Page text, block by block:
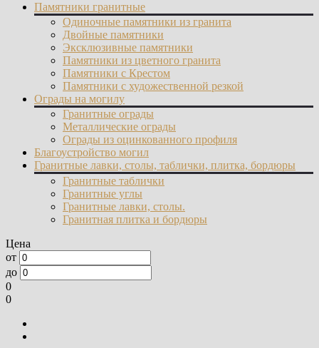
Памятники гранитные
Одиночные памятники из гранита
Двойные памятники
Эксклюзивные памятники
Памятники из цветного гранита
Памятники с Крестом
Памятники с художественной резкой
Ограды на могилу
Гранитные ограды
Металлические ограды
Ограды из оцинкованного профиля
Благоустройство могил
Гранитные лавки, столы, таблички, плитка, бордюры
Гранитные таблички
Гранитные углы
Гранитные лавки, столы.
Гранитная плитка и бордюры
Цена
от
до
0
0